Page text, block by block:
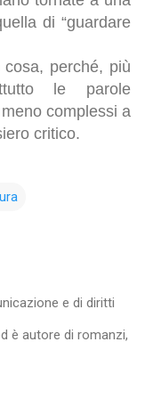
di “guardare
perché, più
le parole
complessi a
critico.
e di diritti
è autore di romanzi,